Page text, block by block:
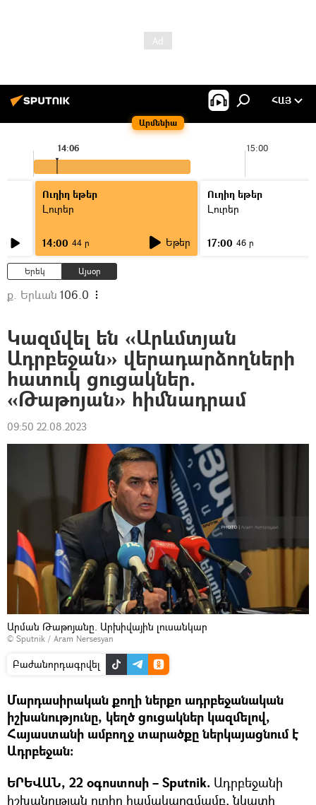
Արմենիա
ՀԱՅ
15:00
14:06
Ուղիղ եթեր
Լուրեր
14:00 44 ր Եթեր
Ուղիղ եթեր
Լուրեր
17:00 46 ր
Երեկ Այսօր
ք. Երևան 106.0
Կազմվել են «Արևմտյան
Ադրբեջան» վերադարձողների
հատուկ ցուցակներ.
«Թաթոյան» հիմնադրամ
09:50 22.08.2023
Արման Թաթոյանը. Արխիվային լուսանկար
© Sputnik / Aram Nersesyan
Բաժանորդագրվել
Մարդասիրական քողի ներքո ադրբեջանական
իշխանությունը, կեղծ ցուցակներ կազմելով,
Հայաստանի ամբողջ տարածքը ներկայացնում է
Ադրբեջան:
ԵՐԵՎԱՆ, 22 օգոստոսի – Sputnik. Ադրբեջանի
իշխանության ուղիղ համակարգմամբ, նկատի